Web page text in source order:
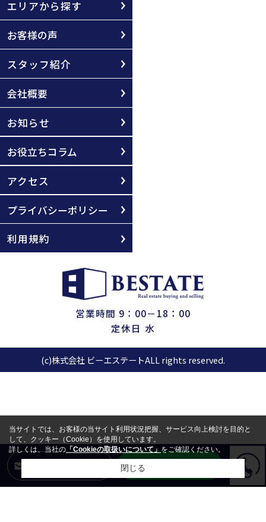
エリアから探す
お客様の声
スタッフ紹介
会社概要
お知らせ
お役立ちコラム
アクセス
プライバシーポリシー
利用規約
営業時間 9：00－18：00
定休日 水
(c)株式会社 ビーエステートALL rights reserved.
LINEからお問合せ
当サイトでは、お客様の当サイト利用状況把握、サービス向上検討を目的と
して、クッキー（Cookie）を使用しています。
詳しくは、当社の「Cookieの取扱いについて」をご確認ください。
閉じる